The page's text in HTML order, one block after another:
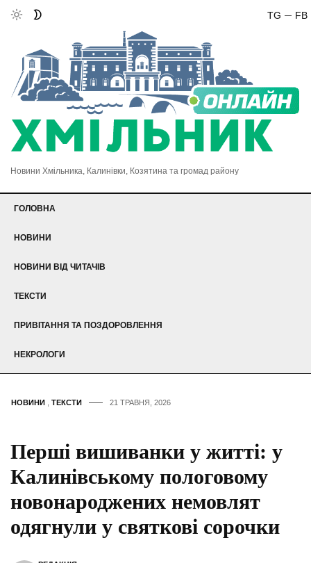
FB
TG
Новини Хмільника, Калинівки, Козятина та громад району
ГОЛОВНА
НОВИНИ
НОВИНИ ВІД ЧИТАЧІВ
ТЕКСТИ
ПРИВІТАННЯ ТА ПОЗДОРОВЛЕННЯ
НЕКРОЛОГИ
НОВИНИ ТЕКСТИ 21 ТРАВНЯ, 2026
Перші вишиванки у житті: у
Калинівському пологовому
новонароджених немовлят
одягнули у святкові сорочки